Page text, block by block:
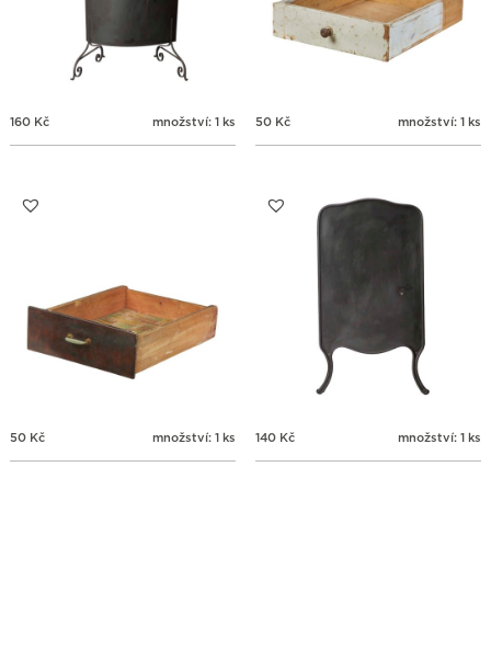
160 Kč množství: 1 ks 50 Kč množství: 1 ks
50 Kč množství: 1 ks 140 Kč množství: 1 ks